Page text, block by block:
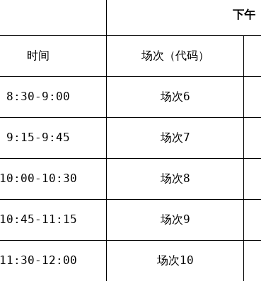
下午
时间 场次（代码）
8:30-9:00 场次6
9:15-9:45 场次7
10:00-10:30 场次8
10:45-11:15 场次9
11:30-12:00 场次10